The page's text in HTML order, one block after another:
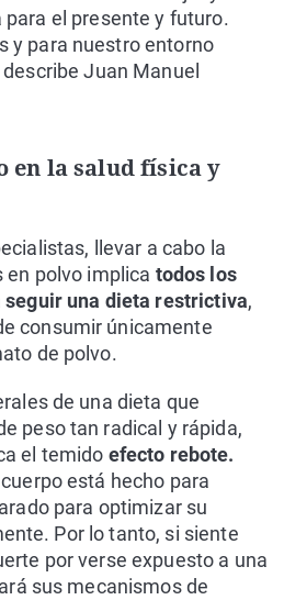
el presente y futuro.
y para nuestro entorno
Juan Manuel
en la salud física y
llevar a cabo la
polvo implica todos los
una dieta restrictiva,
consumir únicamente
de polvo.
de una dieta que
peso tan radical y rápida,
el temido efecto rebote.
está hecho para
para optimizar su
Por lo tanto, si siente
por verse expuesto a una
sus mecanismos de